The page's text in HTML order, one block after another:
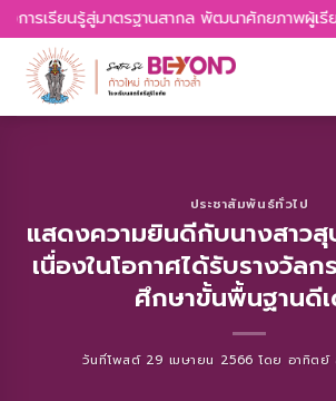
Skip
to
content
การเรียนรู้สู่มาตรฐานสากล พัฒนาศักยภาพผู้เ
ประชาสัมพันธ์ทั่วไป
แสดงความยินดีกับนางสาว
เนื่องในโอกาศได้รับรางวัล
ศึกษาขั้นพื้นฐานดี
วันที่โพสต์ 29 เมษายน 2566 โดย อาทิตย์